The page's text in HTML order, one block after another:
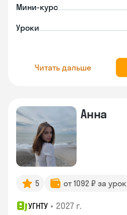
Мини-курс
Уроки
Читать дальше
Анна
5 от 1092 ₽ за урок
УГНТУ • 2027 г.